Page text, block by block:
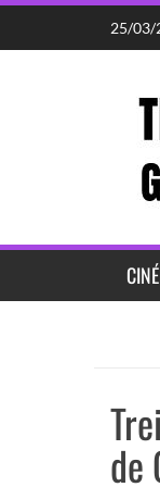
Skip
content
25/03/
de